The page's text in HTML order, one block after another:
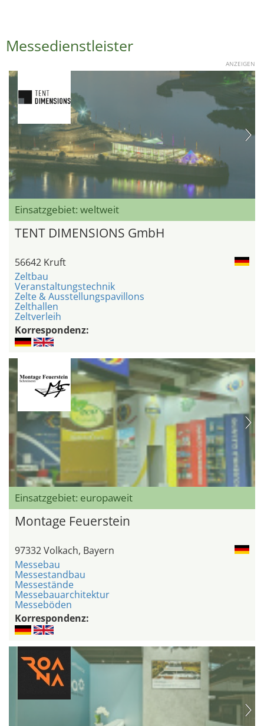
Messedienstleister
ANZEIGEN
Einsatzgebiet: weltweit
TENT DIMENSIONS GmbH
56642 Kruft
Zeltbau
Veranstaltungstechnik
Zelte & Ausstellungspavillons
Zelthallen
Zeltverleih
Korrespondenz:
Einsatzgebiet: europaweit
Montage Feuerstein
97332 Volkach, Bayern
Messebau
Messestandbau
Messestände
Messebauarchitektur
Messeböden
Korrespondenz: